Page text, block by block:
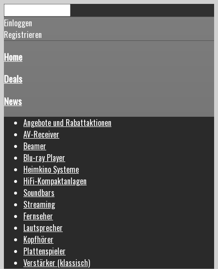
Einloggen
Registrieren
Home
Deals
News
Angebote und Rabattaktionen
AV-Receiver
Beamer
Blu-ray Player
Heimkino Systeme
HiFi-Kompaktanlagen
Soundbars
Streaming
Fernseher
Lautsprecher
Kopfhörer
Plattenspieler
Verstärker (klassisch)